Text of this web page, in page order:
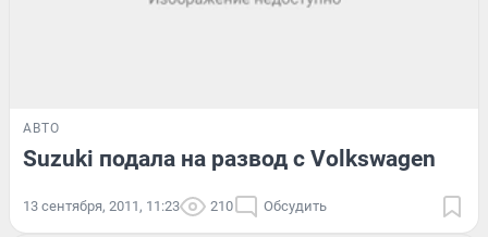
АВТО
Suzuki подала на развод с Volkswagen
13 сентября, 2011, 11:23 210 Обсудить